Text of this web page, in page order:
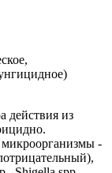
действия из
-